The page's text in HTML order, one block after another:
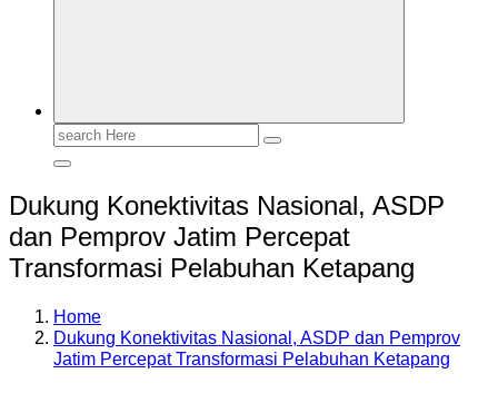
Search
Dukung Konektivitas Nasional, ASDP
dan Pemprov Jatim Percepat
Transformasi Pelabuhan Ketapang
Home
Dukung Konektivitas Nasional, ASDP dan Pemprov
Jatim Percepat Transformasi Pelabuhan Ketapang